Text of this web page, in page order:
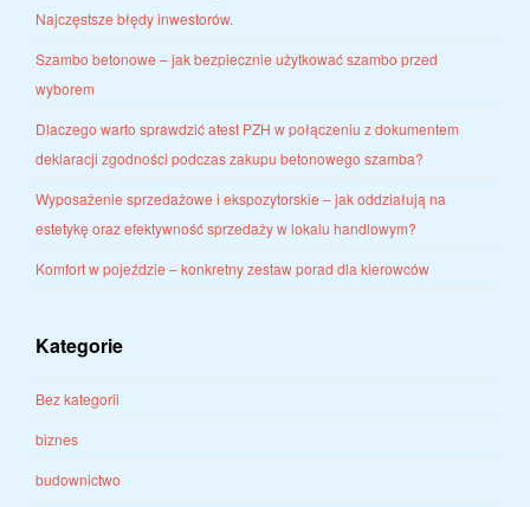
Najczęstsze błędy inwestorów.
Szambo betonowe – jak bezpiecznie użytkować szambo przed
wyborem
Dlaczego warto sprawdzić atest PZH w połączeniu z dokumentem
deklaracji zgodności podczas zakupu betonowego szamba?
Wyposażenie sprzedażowe i ekspozytorskie – jak oddziałują na
estetykę oraz efektywność sprzedaży w lokalu handlowym?
Komfort w pojeździe – konkretny zestaw porad dla kierowców
Kategorie
Bez kategorii
biznes
budownictwo